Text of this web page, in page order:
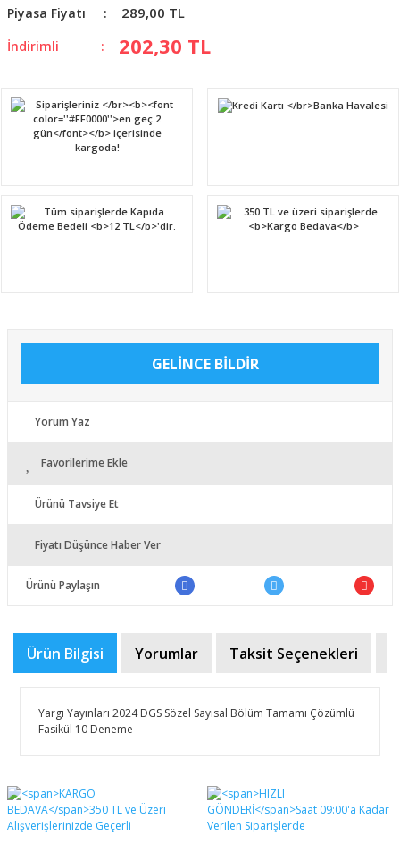
Piyasa Fiyatı 289,00 TL
İndirimli 202,30 TL
GELİNCE BİLDİR
Yorum Yaz
Favorilerime Ekle
Ürünü Tavsiye Et
Fiyatı Düşünce Haber Ver
Ürünü Paylaşın
Ürün Bilgisi Yorumlar Taksit Seçenekleri
Yargı Yayınları 2024 DGS Sözel Sayısal Bölüm Tamamı Çözümlü
Fasikül 10 Deneme
Bu ürüne ilk yorumu siz yapın!
Bu ürünün fiyat bilgisi, resim, ürün açıklamalarında ve
diğer konularda yetersiz gördüğünüz noktaları öneri
formunu kullanarak tarafımıza iletebilirsiniz.
Görüş ve önerileriniz için teşekkür ederiz.